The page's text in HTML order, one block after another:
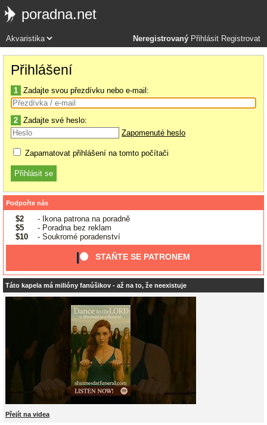
poradna.net
Neregistrovaný Přihlásit Registrovat
Přihlášení
1 Zadajte svou přezdívku nebo e-mail:
2 Zadajte své heslo:
Zapomenuté heslo
Zapamatovat přihlášení na tomto počítači
Podpořte nás
$2
- Ikona patrona na poradně
$5
- Poradna bez reklam
$10
- Soukromé poradenství
STAŇTE SE PATRONEM
Táto kapela má milióny fanúšikov - až na to, že neexistuje
Přejít na videa